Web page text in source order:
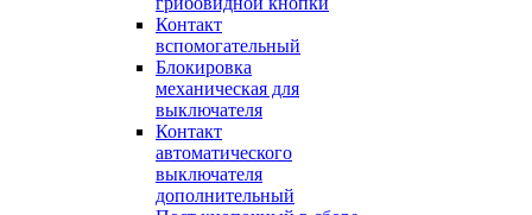
Контакт
вспомогательный
Блокировка
механическая для
выключателя
Контакт
автоматического
выключателя
дополнительный